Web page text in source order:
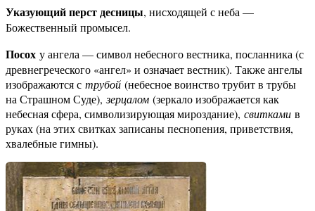
Указующий перст десницы, нисходящей с неба —
Божественный промысел.
Посох у ангела — символ небесного вестника, посланника (с
древнегреческого «ангел» и означает вестник). Также ангелы
изображаются с трубой (небесное воинство трубит в трубы
на Страшном Суде),зерцалом (зеркало изображается как
небесная сфера, символизирующая мироздание), свитками в
руках (на этих свитках записаны песнопения, приветствия,
хвалебные гимны).